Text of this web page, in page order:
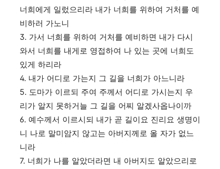
너희에게 일렀으리라 내가 너희를 위하여 거처를 예
비하러 가노니
3. 가서 너희를 위하여 거처를 예비하면 내가 다시
와서 너희를 내게로 영접하여 나 있는 곳에 너희도
있게 하리라
4. 내가 어디로 가는지 그 길을 너희가 아느니라
5. 도마가 이르되 주여 주께서 어디로 가시는지 우
리가 알지 못하거늘 그 길을 어찌 알겠사옵나이까
6. 예수께서 이르시되 내가 곧 길이요 진리요 생명이
니 나로 말미암지 않고는 아버지께로 올 자가 없느
니라
7. 너희가 나를 알았더라면 내 아버지도 알았으리로